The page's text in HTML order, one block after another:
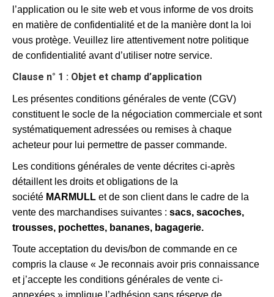
l’application ou le site web et vous informe de vos droits
en matière de confidentialité et de la manière dont la loi
vous protège. Veuillez lire attentivement notre politique
de confidentialité avant d’utiliser notre service.
Clause n° 1 : Objet et champ d’application
Les présentes conditions générales de vente (CGV)
constituent le socle de la négociation commerciale et sont
systématiquement adressées ou remises à chaque
acheteur pour lui permettre de passer commande.
Les conditions générales de vente décrites ci-après
détaillent les droits et obligations de la
société MARMULL et de son client dans le cadre de la
vente des marchandises suivantes : sacs, sacoches,
trousses, pochettes, bananes, bagagerie.
Toute acceptation du devis/bon de commande en ce
compris la clause « Je reconnais avoir pris connaissance
et j’accepte les conditions générales de vente ci-
annexées » implique l’adhésion sans réserve de